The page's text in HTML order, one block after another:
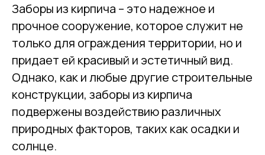
Заборы из кирпича – это надежное и
прочное сооружение, которое служит не
только для ограждения территории, но и
придает ей красивый и эстетичный вид.
Однако, как и любые другие строительные
конструкции, заборы из кирпича
подвержены воздействию различных
природных факторов, таких как осадки и
солнце.